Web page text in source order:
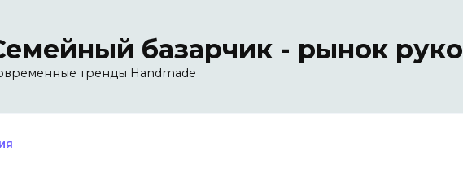
базарчик - рынок
тренды Handmade